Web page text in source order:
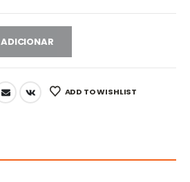
ADICIONAR
ADD TO WISHLIST